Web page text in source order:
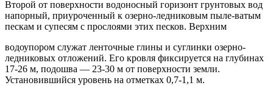
Второй от поверхности водоносный горизонт грунтовых вод
напорный, приуроченный к озерно-ледниковым пыле-ватым
пескам и супесям с прослоями этих песков. Верхним
водоупором служат ленточные глины и суглинки озерно-
ледниковых отложений. Его кровля фиксируется на глубинах
17-26 м, подошва — 23-30 м от поверхности земли.
Установившийся уровень на отметках 0,7-1,1 м.